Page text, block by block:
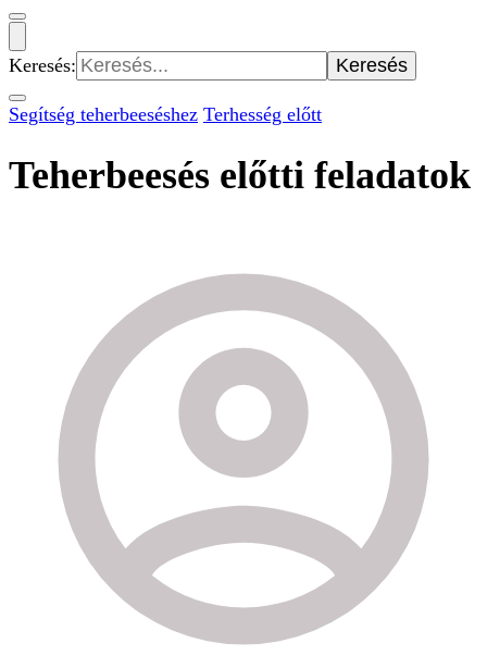
Keresés:
Segítség teherbeeséshez Terhesség előtt
Teherbeesés előtti feladatok